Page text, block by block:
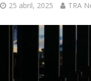
25 abril, 2025 TRA